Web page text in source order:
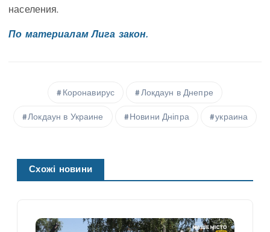
населения.
По материалам Лига закон.
Коронавирус Локдаун в Днепре
Локдаун в Украине Новини Дніпра украина
Схожі новини